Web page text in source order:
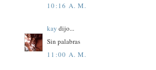
10:16 A. M.
kay dijo...
Sin palabras
11:00 A. M.